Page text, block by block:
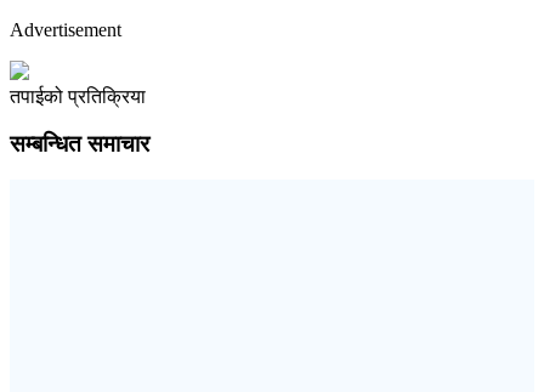
Advertisement
तपाईको प्रतिक्रिया
सम्बन्धित समाचार